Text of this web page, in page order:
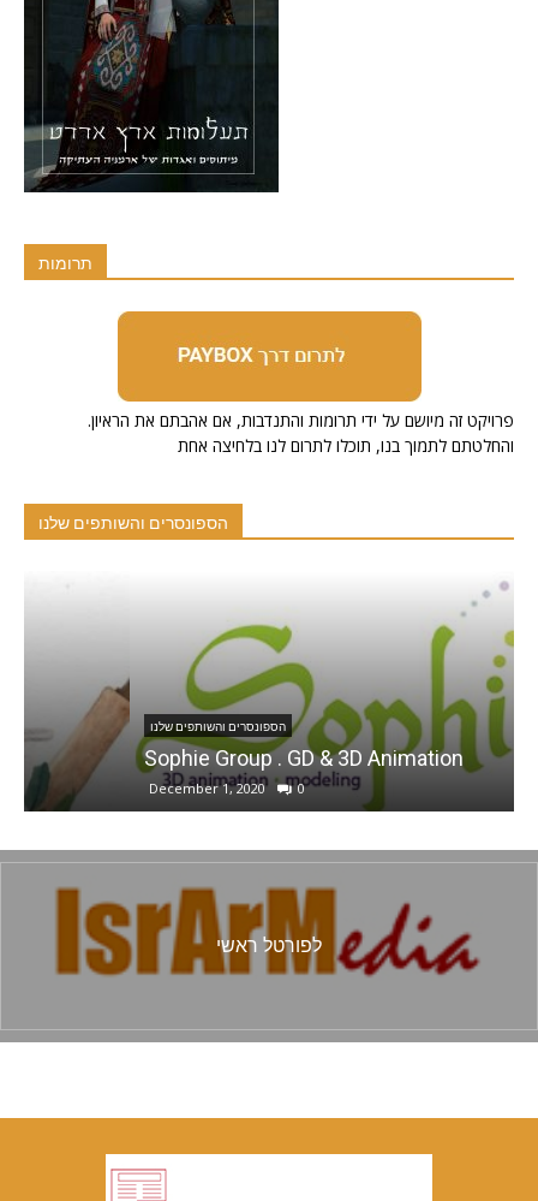
תרומות
.פרויקט זה מיושם על ידי תרומות והתנדבות, אם אהבתם את הראיון
והחלטתם לתמוך בנו, תוכלו לתרום לנו בלחיצה אחת
הספונסרים והשותפים שלנו
הספונסרים והשותפים שלנו
Sophie Group . GD & 3D Animation
December 1, 2020 0
לפורטל ראשי